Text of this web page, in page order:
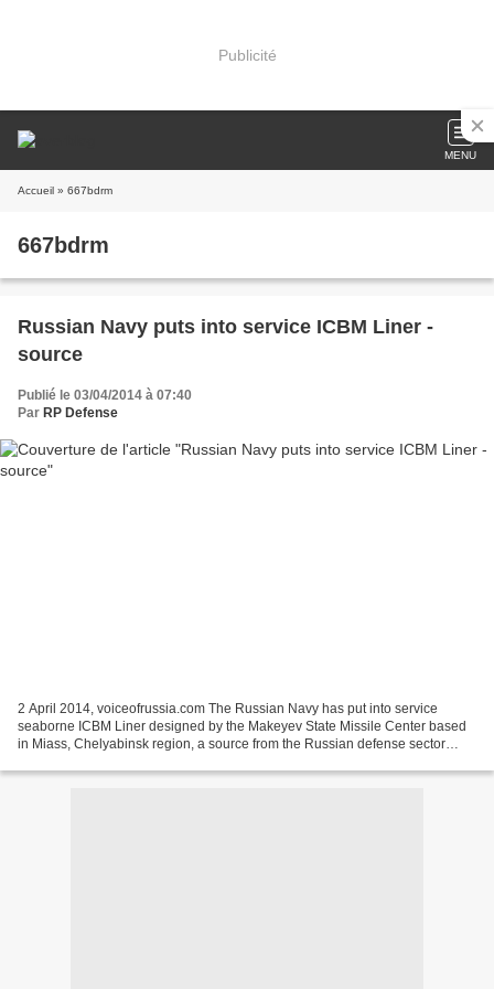
Publicité
MENU
Accueil » 667bdrm
667bdrm
Russian Navy puts into service ICBM Liner -
source
Publié le 03/04/2014 à 07:40
Par RP Defense
2 April 2014, voiceofrussia.com The Russian Navy has put into service
seaborne ICBM Liner designed by the Makeyev State Missile Center based
in Miass, Chelyabinsk region, a source from the Russian defense sector